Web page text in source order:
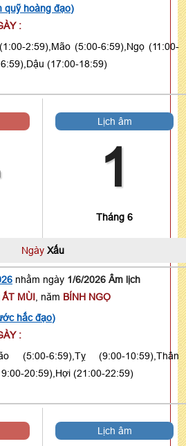
quỹ hoàng đạo)
:
2:59),Mão (5:00-6:59),Ngọ (11:00-
(17:00-18:59)
Lịch âm
1
Tháng 6
Ngày Xấu
nhằm ngày 1/6/2026 Âm lịch
ẤT MÙI , năm BÍNH NGỌ
hắc đạo)
:
(5:00-6:59),Tỵ (9:00-10:59),Thân
20:59),Hợi (21:00-22:59)
Lịch âm